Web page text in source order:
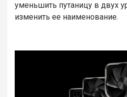
уменьшить путаницу в двух
изменить ее наименование.